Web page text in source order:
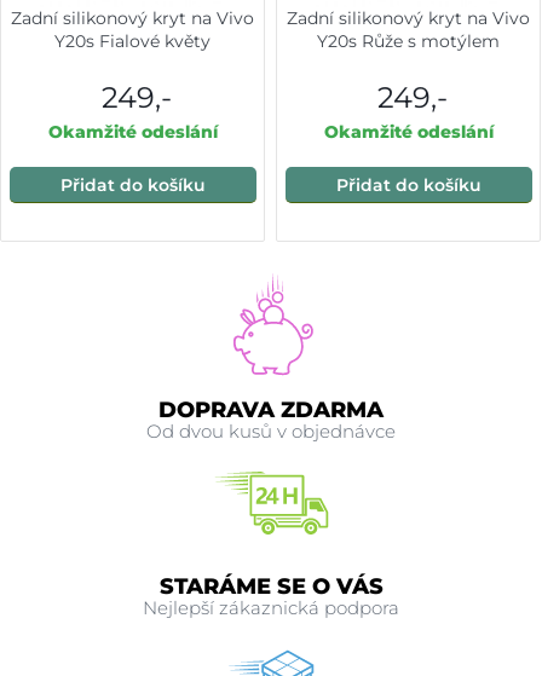
Zadní silikonový kryt na Vivo
Y20s Fialové květy
249,-
Okamžité odeslání
Přidat do košíku
Zadní silikonový kryt na Vivo
Y20s Růže s motýlem
249,-
Okamžité odeslání
Přidat do košíku
DOPRAVA ZDARMA
Od dvou kusů v objednávce
STARÁME SE O VÁS
Nejlepší zákaznická podpora